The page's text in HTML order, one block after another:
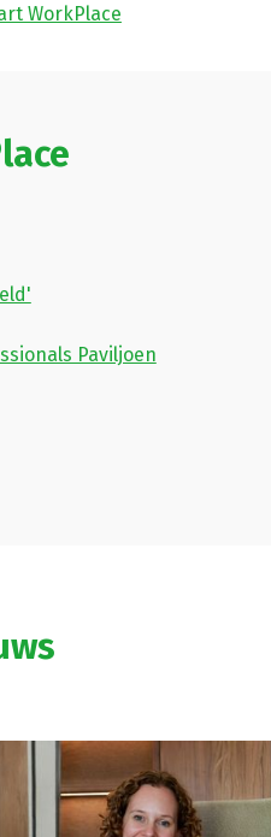
WorkPlace
Paviljoen